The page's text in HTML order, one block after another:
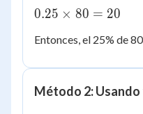
0.25
80 =
0.25 × 80 = 20
Entonces, el 25% de
Método 2: